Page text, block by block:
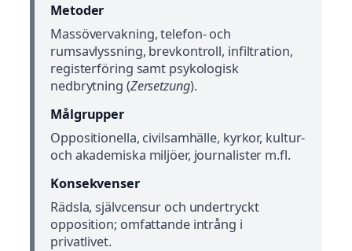
Metoder
Massövervakning, telefon- och
rumsavlyssning, brevkontroll, infiltration,
registerföring samt psykologisk
nedbrytning (Zersetzung).
Målgrupper
Oppositionella, civilsamhälle, kyrkor, kultur-
och akademiska miljöer, journalister m.fl.
Konsekvenser
Rädsla, självcensur och undertryckt
opposition; omfattande intrång i
privatlivet.